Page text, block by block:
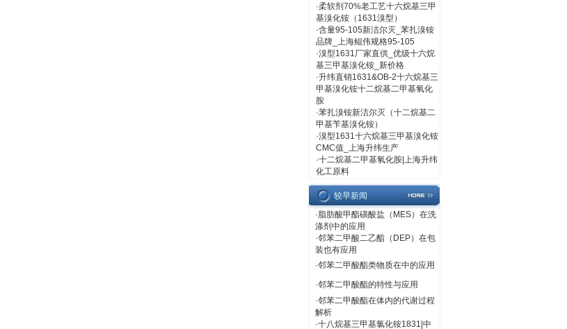
·柔软剂70%老工艺十六烷基三甲
基溴化铵（1631溴型）
·含量95-105新洁尔灭_苯扎溴铵
品牌_上海鲲伟规格95-105
·溴型1631厂家直供_优级十六烷
基三甲基溴化铵_新价格
·升纬直销1631&OB-2十六烷基三
甲基溴化铵十二烷基二甲基氧化
胺
·苯扎溴铵新洁尔灭（十二烷基二
甲基苄基溴化铵）
·溴型1631十六烷基三甲基溴化铵
CMC值_上海升纬生产
·十二烷基二甲基氧化胺|上海升纬
化工原料
较早新闻
·脂肪酸甲酯磺酸盐（MES）在洗
涤剂中的应用
·邻苯二甲酸二乙酯（DEP）在包
装也有应用
·邻苯二甲酸酯类物质在中的应用
·邻苯二甲酸酯的特性与应用
·邻苯二甲酸酯在体内的代谢过程
解析
·十八烷基三甲基氯化铵1831|中